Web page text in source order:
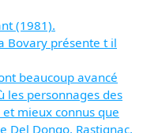
(1981).
Bovary présente t il
beaucoup avancé
les personnages des
mieux connus que
Del Dongo, Rastignac,